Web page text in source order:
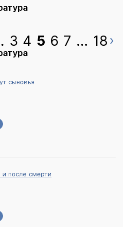
3 4 5 6 7 ... 18
сыновья
и после смерти